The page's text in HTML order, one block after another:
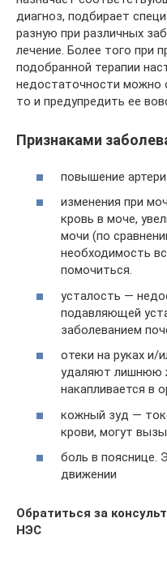
диагноз, подбирает
разную при различных
лечение. Более того при
подобранной терапии
недостаточности можно
то и предупредить ее
Признаками
повышение
изменения при
кровь в моче,
мочи (по
необходимость
помочиться.
усталость —
подавляющей
заболеванием
отеки на руках и/
удаляют лишнюю
накапливается в
кожный зуд —
крови, могут
боль в пояснице.
движении
Обратиться за
НЭС